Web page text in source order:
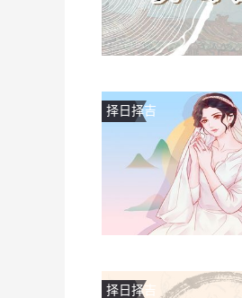
择日择吉
择日择吉